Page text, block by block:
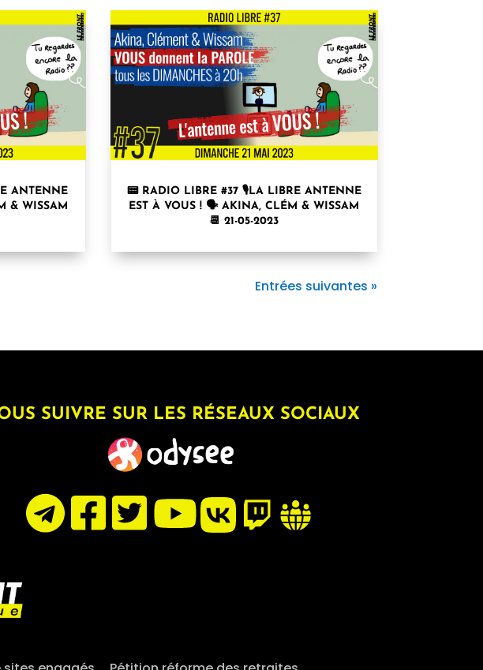
ANTENNE
& WISSAM
📟 RADIO LIBRE #37 🎙LA LIBRE ANTENNE
EST À VOUS ! 🗣 AKINA, CLÉM & WISSAM
📆 21-05-2023
Entrées suivantes »
SUIVRE SUR LES RÉSEAUX SOCIAUX